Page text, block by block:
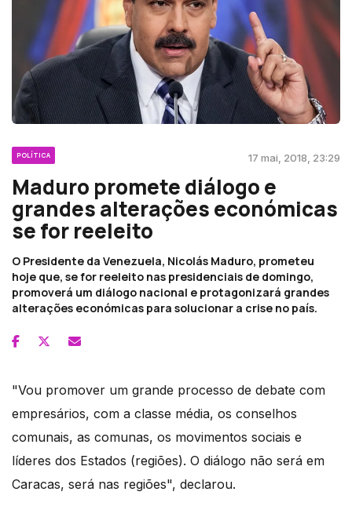
POLÍTICA 17 mai, 2018, 23:29
Maduro promete diálogo e
grandes alterações económicas
se for reeleito
O Presidente da Venezuela, Nicolás Maduro, prometeu
hoje que, se for reeleito nas presidenciais de domingo,
promoverá um diálogo nacional e protagonizará grandes
alterações económicas para solucionar a crise no país.
"Vou promover um grande processo de debate com
empresários, com a classe média, os conselhos
comunais, as comunas, os movimentos sociais e
líderes dos Estados (regiões). O diálogo não será em
Caracas, será nas regiões", declarou.